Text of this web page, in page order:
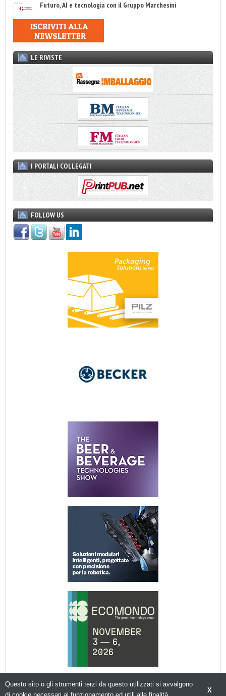
Futuro, AI e tecnologia con il Gruppo Marchesini
LE RIVISTE
I PORTALI COLLEGATI
FOLLOW US
X
Questo sito o gli strumenti terzi da questo utilizzati si avvalgono